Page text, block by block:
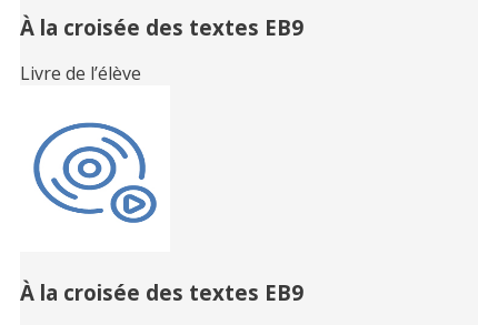
À la croisée des textes EB9
Livre de l’élève
À la croisée des textes EB9